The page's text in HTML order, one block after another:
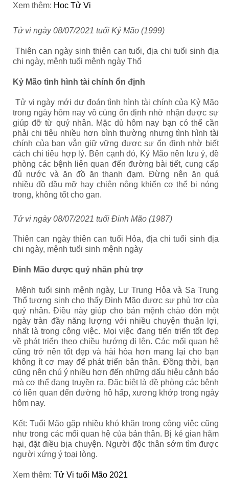
Xem thêm: Học Tử Vi
Tử vi ngày 08/07/2021 tuổi Kỷ Mão (1999)
Thiên can ngày sinh thiên can tuổi, địa chi tuổi sinh địa
chi ngày, mệnh tuổi mệnh ngày Thổ
Kỷ Mão tình hình tài chính ổn định
Tử vi ngày mới dự đoán tình hình tài chính của Kỷ Mão
trong ngày hôm nay vô cùng ổn định nhờ nhận được sự
giúp đỡ từ quý nhân. Mặc dù hôm nay bạn có thể cần
phải chi tiêu nhiều hơn bình thường nhưng tình hình tài
chính của bạn vẫn giữ vững được sự ổn định nhờ biết
cách chi tiêu hợp lý. Bên cạnh đó, Kỷ Mão nên lưu ý, đề
phòng các bệnh liên quan đến đường bài tiết, cung cấp
đủ nước và ăn đồ ăn thanh đạm. Đừng nên ăn quá
nhiều đồ dầu mỡ hay chiên nông khiến cơ thể bị nóng
trong, không tốt cho gan.
Tử vi ngày 08/07/2021 tuổi Đinh Mão (1987)
Thiên can ngày thiên can tuổi Hỏa, địa chi tuổi sinh địa
chi ngày, mệnh tuổi sinh mệnh ngày
Đinh Mão được quý nhân phù trợ
Mệnh tuổi sinh mệnh ngày, Lư Trung Hỏa và Sa Trung
Thổ tương sinh cho thấy Đinh Mão được sự phù trợ của
quý nhân. Điều này giúp cho bản mệnh chào đón một
ngày tràn đầy năng lượng với nhiều chuyện thuận lợi,
nhất là trong công việc. Mọi việc đang tiến triển tốt đẹp
về phát triển theo chiều hướng đi lên. Các mối quan hệ
cũng trở nên tốt đẹp và hài hòa hơn mang lại cho bạn
không ít cơ may để phát triển bản thân. Đồng thời, bạn
cũng nên chú ý nhiều hơn đến những dấu hiệu cảnh báo
mà cơ thể đang truyền ra. Đặc biệt là đề phòng các bệnh
có liên quan đến đường hô hấp, xương khớp trong ngày
hôm nay.
Kết: Tuổi Mão gặp nhiều khó khăn trong công việc cũng
như trong các mối quan hệ của bản thân. Bị kẻ gian hãm
hại, đặt điều bịa chuyện. Người độc thân sớm tìm được
người xứng ý toại lòng.
Xem thêm: Tử Vi tuổi Mão 2021